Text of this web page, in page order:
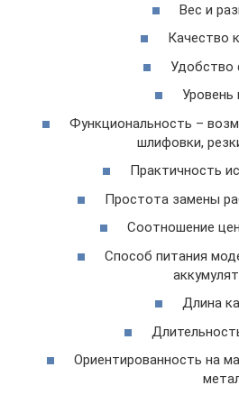
Вес и
Качество
Удобство
Уровень
Функциональность –
шлифовки,
Практичность
Простота замены
Соотношение
Способ питания
Длина
Ориентированность на